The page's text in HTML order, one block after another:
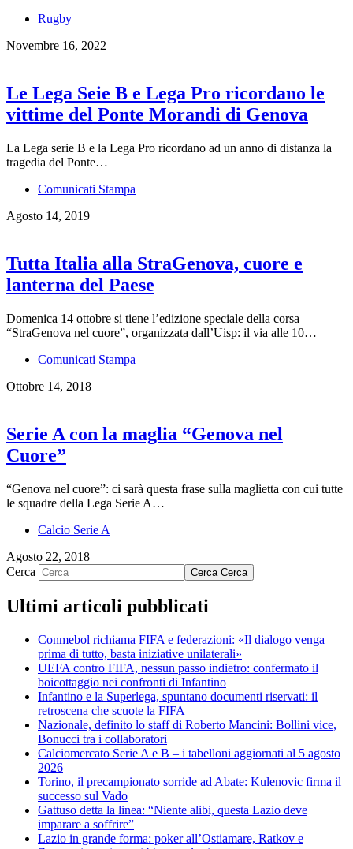
Rugby
Novembre 16, 2022
Le Lega Seie B e Lega Pro ricordano le
vittime del Ponte Morandi di Genova
La Lega serie B e la Lega Pro ricordano ad un anno di distanza la
tragedia del Ponte…
Comunicati Stampa
Agosto 14, 2019
Tutta Italia alla StraGenova, cuore e
lanterna del Paese
Domenica 14 ottobre si tiene l’edizione speciale della corsa
“StraGenova nel cuore”, organizzata dall’Uisp: il via alle 10…
Comunicati Stampa
Ottobre 14, 2018
Serie A con la maglia “Genova nel
Cuore”
“Genova nel cuore”: ci sarà questa frase sulla maglietta con cui tutte
le squadre della Lega Serie A…
Calcio Serie A
Agosto 22, 2018
Cerca
Cerca Cerca
Ultimi articoli pubblicati
Conmebol richiama FIFA e federazioni: «Il dialogo venga
prima di tutto, basta iniziative unilaterali»
UEFA contro FIFA, nessun passo indietro: confermato il
boicottaggio nei confronti di Infantino
Infantino e la Superlega, spuntano documenti riservati: il
retroscena che scuote la FIFA
Nazionale, definito lo staff di Roberto Mancini: Bollini vice,
Bonucci tra i collaboratori
Calciomercato Serie A e B – i tabelloni aggiornati al 5 agosto
2026
Torino, il precampionato sorride ad Abate: Kulenovic firma il
successo sul Vado
Gattuso detta la linea: “Niente alibi, questa Lazio deve
imparare a soffrire”
Lazio in grande forma: poker all’Ostiamare, Ratkov e